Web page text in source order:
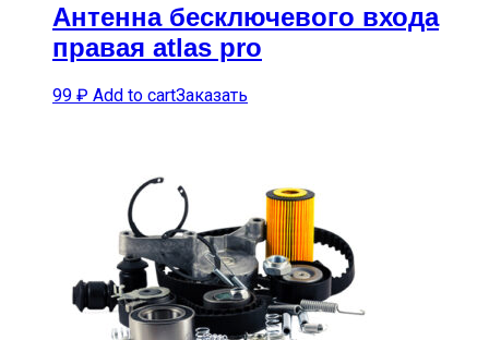
Антенна бесключевого входа
правая atlas pro
99 ₽ Add to cartЗаказать